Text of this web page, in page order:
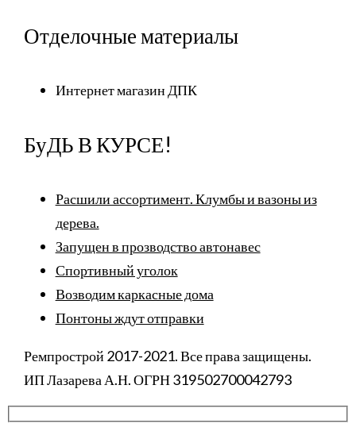
Отделочные материалы
Интернет магазин ДПК
БуДЬ В КУРСЕ!
Расшили ассортимент. Клумбы и вазоны из
дерева.
Запущен в прозводство автонавес
Спортивный уголок
Возводим каркасные дома
Понтоны ждут отправки
Ремпрострой 2017-2021. Все права защищены.
ИП Лазарева А.Н. ОГРН 319502700042793